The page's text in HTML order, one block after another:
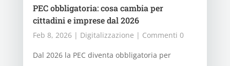
PEC obbligatoria: cosa cambia per
cittadini e imprese dal 2026
Feb 8, 2026| Digitalizzazione | Commenti 0
Dal 2026 la PEC diventa obbligatoria per